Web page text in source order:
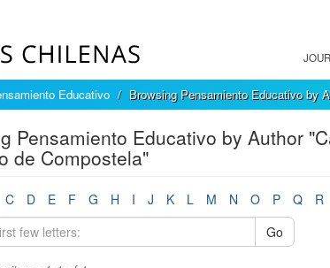
Educativo Browsing Pensamiento Educativo by
Pensamiento Educativo by Author
de Compostela"
C D E F G H I J K L M N O P Q R
Go